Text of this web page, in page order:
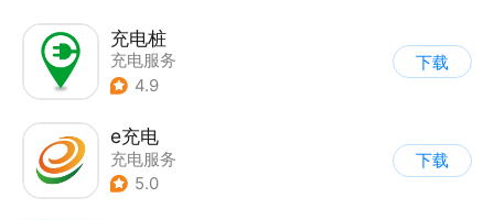
充电桩
充电服务
4.9
下载
e充电
充电服务
5.0
下载